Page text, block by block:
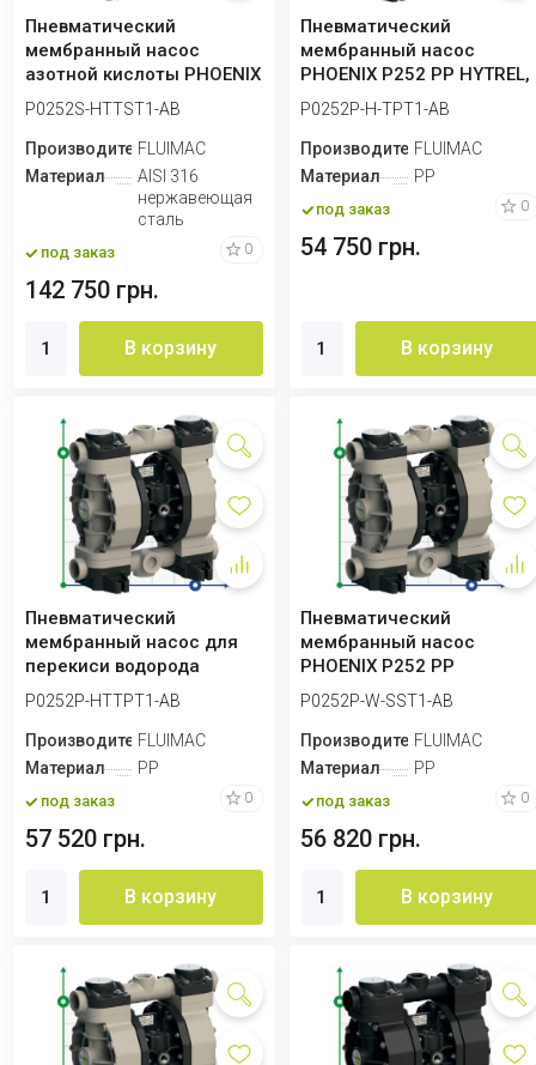
Пневматический
мембранный насос
азотной кислоты PHOENIX
P252 AISI316 HYTREL+P...
P0252S-HTTST1-AB
ПроизводительFLUIMAC
Материал
AISI 316
нержавеющая
сталь
под заказ 0
142 750 грн.
В корзину
Пневматический
мембранный насос
PHOENIX P252 PP HYTREL,
250 л/мин для перекис...
P0252P-H-TPT1-AB
ПроизводительFLUIMAC
Материал
PP
под заказ 0
54 750 грн.
В корзину
Пневматический
мембранный насос для
перекиси водорода
PHOENIX P252 PP
HYTREL+...
P0252P-HTTPT1-AB
ПроизводительFLUIMAC
Материал
PP
под заказ 0
57 520 грн.
В корзину
Пневматический
мембранный насос
PHOENIX P252 PP
SANTOPRENE, 250 л/мин
для пер...
P0252P-W-SST1-AB
ПроизводительFLUIMAC
Материал
PP
под заказ 0
56 820 грн.
В корзину